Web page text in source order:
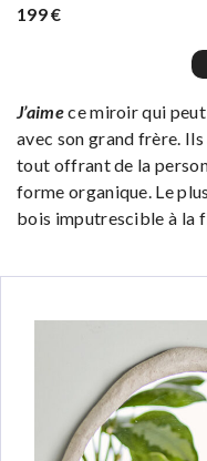
199 €
J’aimece miroir qui
avec son grand frère.
tout offrant de la
forme organique. Le
bois imputrescible à la